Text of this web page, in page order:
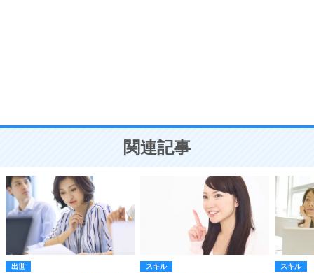
ことが大切。
関連記事
出世 スキル スキル